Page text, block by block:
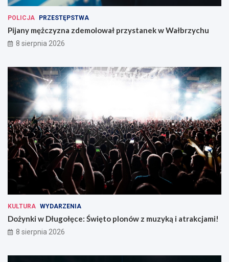
POLICJA PRZESTĘPSTWA
Pijany mężczyzna zdemolował przystanek w Wałbrzychu
8 sierpnia 2026
KULTURA WYDARZENIA
Dożynki w Długołęce: Święto plonów z muzyką i atrakcjami!
8 sierpnia 2026